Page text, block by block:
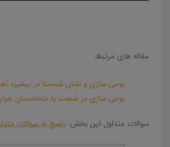
مقاله های مرتبط:
بومی سازی و نقش شمستا در پیشبرد
بومی سازی در صنعت با متخصصان
سوالات متداول این بخش: پاسخ به سوالات